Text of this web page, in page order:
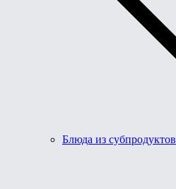
Блюда из субпродуктов